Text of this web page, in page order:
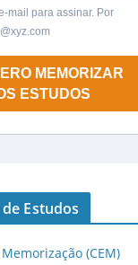
mail para assinar. Por
MEMORIZAR
ESTUDOS
Estudos
(CEM)